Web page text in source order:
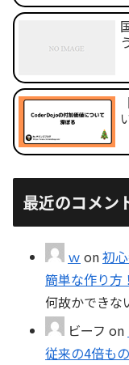
最近のコメン
ｗ on初
簡単な作り方！
何故かできな
ビーフ on
従来の4倍も